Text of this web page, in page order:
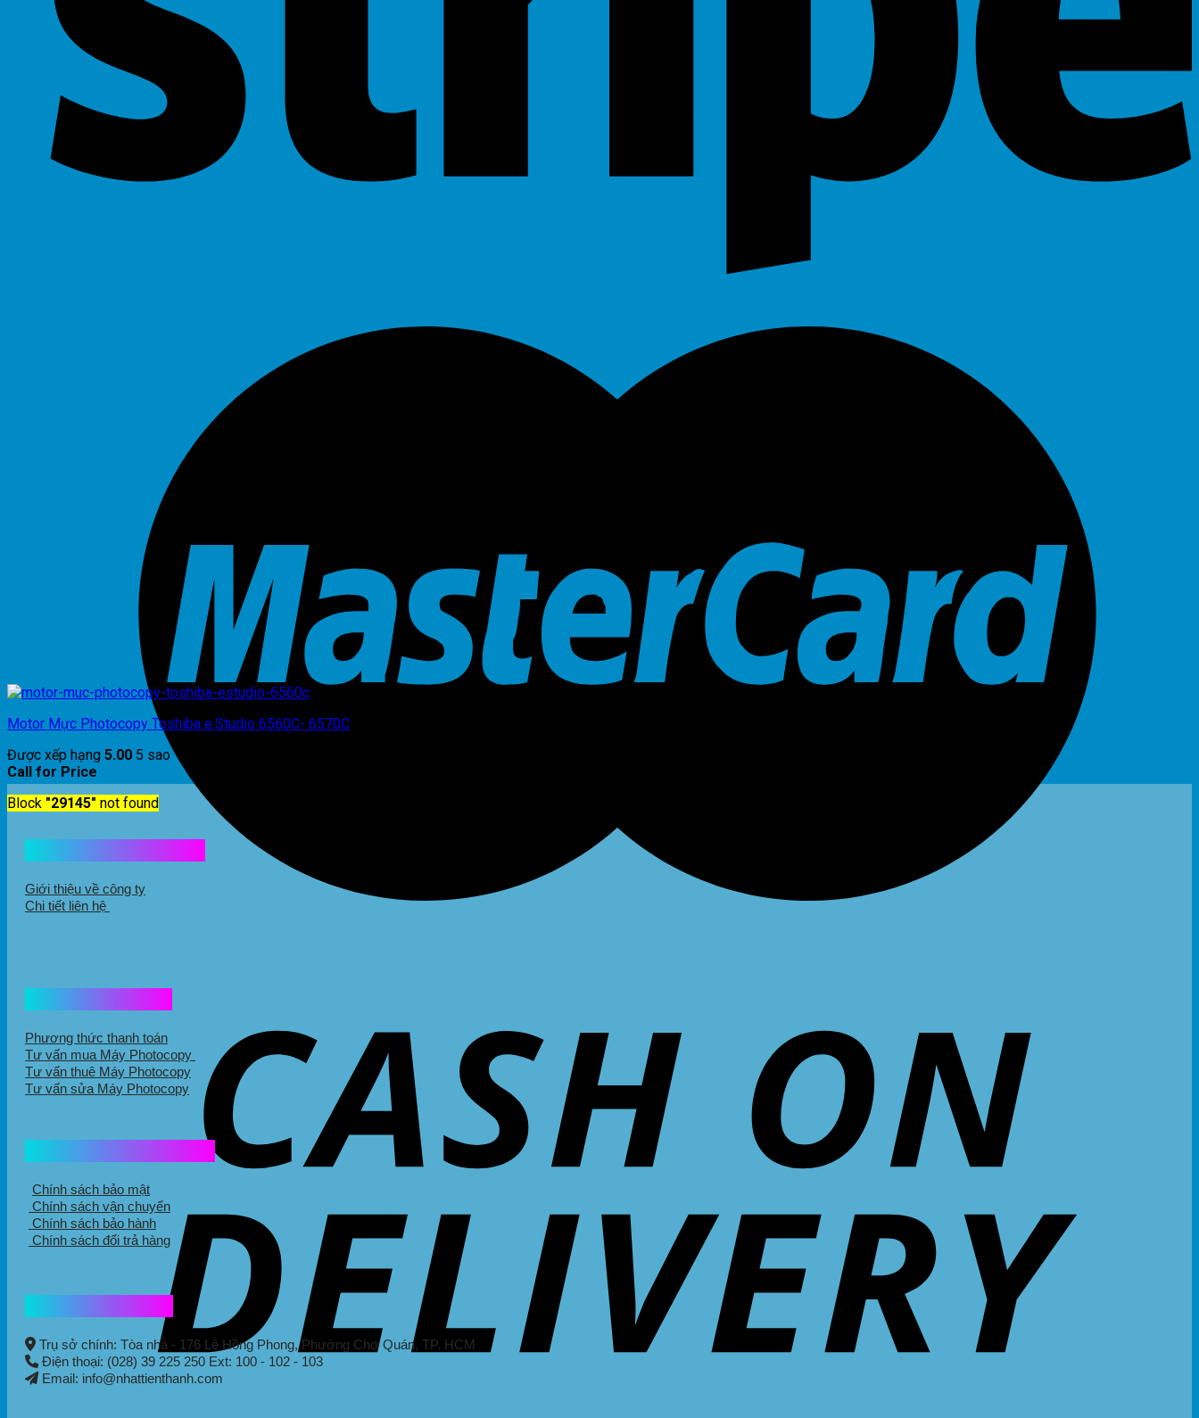
Motor Mực Photocopy Toshiba e.Studio 6560C- 6570C
Được xếp hạng 5.00 5 sao
Call for Price
Block "29145" not found
Giới thiệu về công ty
Chi tiết liên hệ
Phương thức thanh toán
Tư vấn mua Máy Photocopy
Tư vấn thuê Máy Photocopy
Tư vấn sửa Máy Photocopy
Chính sách bảo mật
Chính sách vận chuyển
Chính sách bảo hành
Chính sách đổi trả hàng
Trụ sở chính: Tòa nhà - 176 Lê Hồng Phong,Phường Chợ Quán, TP. HCM
Điện thoại: (028) 39 225 250 Ext: 100 - 102 - 103
Email: info@nhattienthanh.com